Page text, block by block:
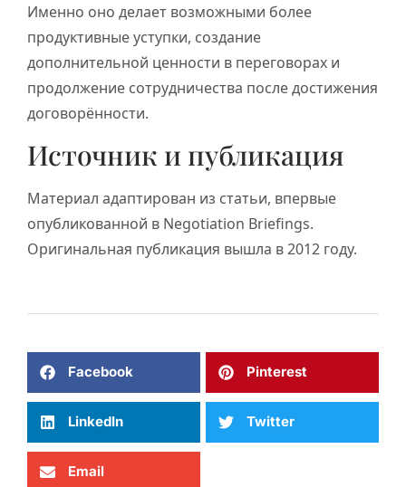
Именно оно делает возможными более
продуктивные уступки, создание
дополнительной ценности в переговорах и
продолжение сотрудничества после достижения
договорённости.
Источник и публикация
Материал адаптирован из статьи, впервые
опубликованной в Negotiation Briefings.
Оригинальная публикация вышла в 2012 году.
Facebook Pinterest
LinkedIn Twitter
Email